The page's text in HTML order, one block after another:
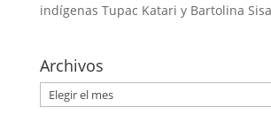
indígenas Tupac Katari y Bartolina
Archivos
Archivos